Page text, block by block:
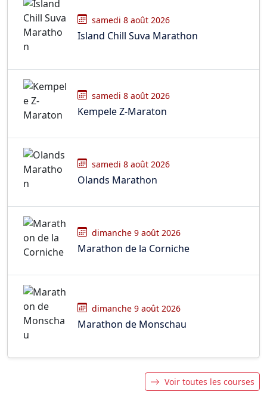
samedi 8 août 2026
Island Chill Suva Marathon
samedi 8 août 2026
Kempele Z-Maraton
samedi 8 août 2026
Olands Marathon
dimanche 9 août 2026
Marathon de la Corniche
dimanche 9 août 2026
Marathon de Monschau
Voir toutes les courses